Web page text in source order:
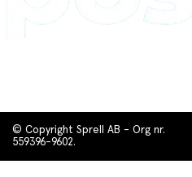
© Copyright Sprell AB - Org nr.
559396-9602.